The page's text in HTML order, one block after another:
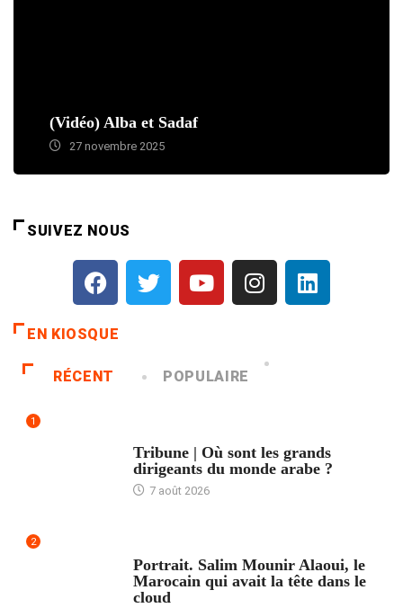
(Vidéo) Alba et Sadaf
27 novembre 2025
SUIVEZ NOUS
EN KIOSQUE
RÉCENT POPULAIRE
1
Tribune | Où sont les grands
dirigeants du monde arabe ?
7 août 2026
2
Portrait. Salim Mounir Alaoui, le
Marocain qui avait la tête dans le
cloud